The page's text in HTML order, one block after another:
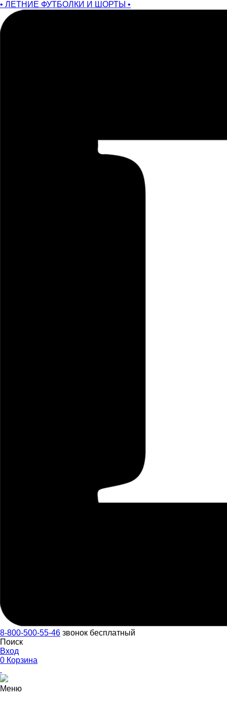
• ЛЕТНИЕ ФУТБОЛКИ И ШОРТЫ •
8-800-500-55-46 звонок бесплатный
Поиск
Вход
0 Корзина
Меню